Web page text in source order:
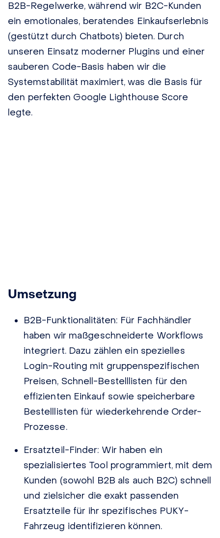
B2B-Regelwerke, während wir B2C-Kunden
ein emotionales, beratendes Einkaufserlebnis
(gestützt durch Chatbots) bieten. Durch
unseren Einsatz moderner Plugins und einer
sauberen Code-Basis haben wir die
Systemstabilität maximiert, was die Basis für
den perfekten Google Lighthouse Score
legte.
Umsetzung
B2B-Funktionalitäten: Für Fachhändler
haben wir maßgeschneiderte Workflows
integriert. Dazu zählen ein spezielles
Login-Routing mit gruppenspezifischen
Preisen, Schnell-Bestelllisten für den
effizienten Einkauf sowie speicherbare
Bestelllisten für wiederkehrende Order-
Prozesse.
Ersatzteil-Finder: Wir haben ein
spezialisiertes Tool programmiert, mit dem
Kunden (sowohl B2B als auch B2C) schnell
und zielsicher die exakt passenden
Ersatzteile für ihr spezifisches PUKY-
Fahrzeug identifizieren können.